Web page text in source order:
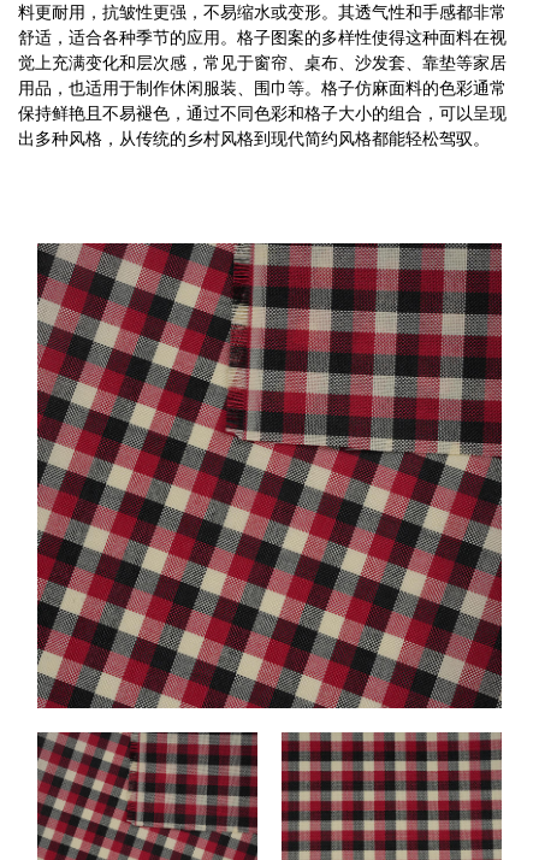
料更耐用，抗皱性更强，不易缩水或变形。其透气性和手感都非常
舒适，适合各种季节的应用。格子图案的多样性使得这种面料在视
觉上充满变化和层次感，常见于窗帘、桌布、沙发套、靠垫等家居
用品，也适用于制作休闲服装、围巾等。格子仿麻面料的色彩通常
保持鲜艳且不易褪色，通过不同色彩和格子大小的组合，可以呈现
出多种风格，从传统的乡村风格到现代简约风格都能轻松驾驭。